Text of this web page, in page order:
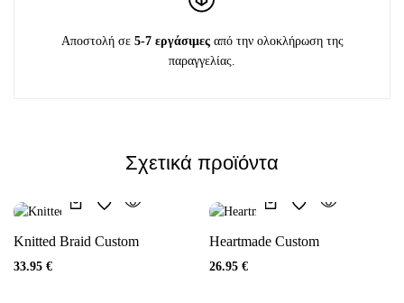
Αποστολή σε 5-7 εργάσιμες από την ολοκλήρωση της
παραγγελίας.
Σχετικά προϊόντα
Knitted Braid Custom
33.95 €
Heartmade Custom
26.95 €